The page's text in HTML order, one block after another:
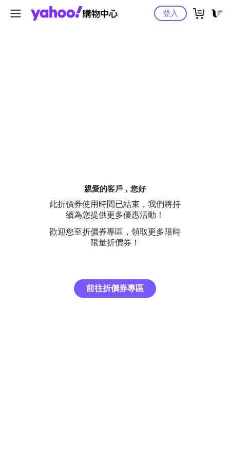
Yahoo購物中心
登入
親愛的客戶，您好
此折價券使用時間已結束，我們將持
續為您提供更多優惠活動！
歡迎您至折價券專區，領取更多限時
限量折價券！
前往折價券專區